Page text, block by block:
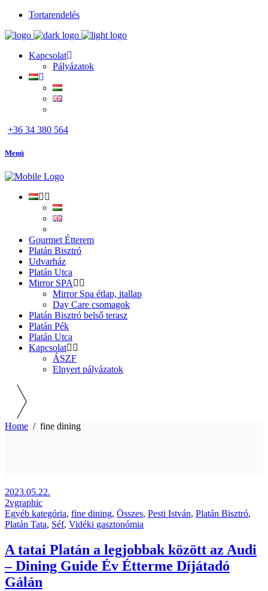
Tortarendelés
Kapcsolat
Pályázatok
+36 34 380 564
Menü
Gourmet Étterem
Platán Bisztró
Udvarház
Platán Utca
Mirror SPA
Mirror Spa étlap, itallap
Day Care csomagok
Platán Bisztró belső terasz
Platán Pék
Platán Utca
Kapcsolat
ÁSZF
Elnyert pályázatok
Home / fine dining
2023.05.22.
2vgraphic
Egyéb kategória, fine dining, Összes, Pesti István, Platán Bisztró,
Platán Tata, Séf, Vidéki gasztonómia
A tatai Platán a legjobbak között az Audi
– Dining Guide Év Étterme Díjátadó
Gálán